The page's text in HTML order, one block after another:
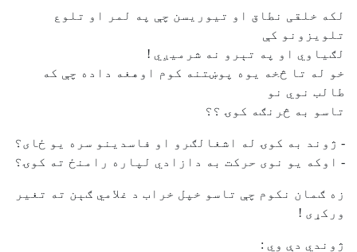
لکه خلقی نطاق او تيوريسن چې په لمر او تلوع
تلويزونو کې
لګياوي او په تېرو نه شرميږي !
خو له تا څخه يوه پوښتنه کوم اوهغه داده چې که
طالب نوي نو
تاسو به څرنګه کوۍ ؟؟
- ژوند به کوۍ له اشغالګرو او فاسدينو سره يو ځای؟
- اوکه يو نوی حرکت به دازادي لپاره رامنځ ته کوۍ؟
زه ګمان نکوم چې تاسو خپل خراب د غلامي ګېن ته تغير
ورکړی !
ژوندي دې وي :